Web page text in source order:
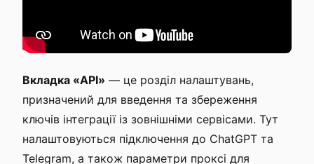
Вкладка «API» — це розділ налаштувань,
призначений для введення та збереження
ключів інтеграції із зовнішніми сервісами. Тут
налаштовуються підключення до ChatGPT та
Telegram, а також параметри проксі для